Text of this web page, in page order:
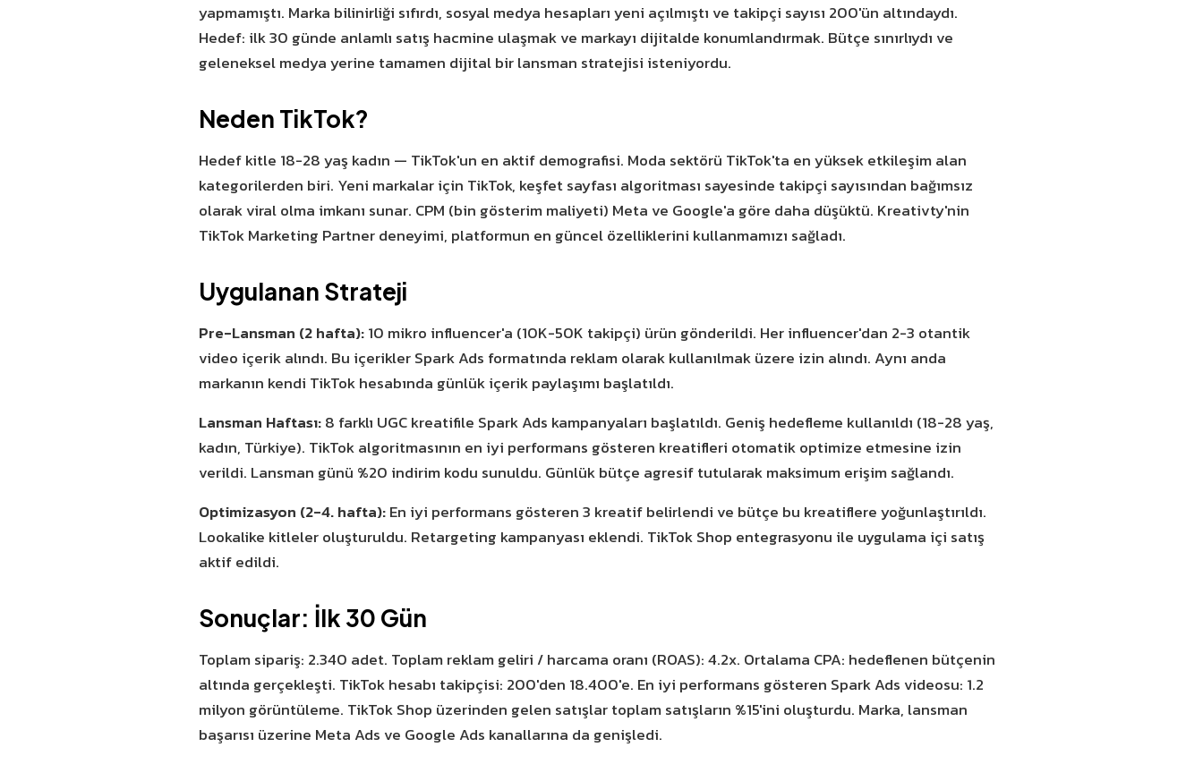
yapmamıştı. Marka bilinirliği sıfırdı, sosyal medya hesapları yeni açılmıştı ve takipçi sayısı 200'ün altındaydı.
Hedef: ilk 30 günde anlamlı satış hacmine ulaşmak ve markayı dijitalde konumlandırmak. Bütçe sınırlıydı ve
geleneksel medya yerine tamamen dijital bir lansman stratejisi isteniyordu.
Neden TikTok?
Hedef kitle 18-28 yaş kadın — TikTok'un en aktif demografisi. Moda sektörü TikTok'ta en yüksek etkileşim alan
kategorilerden biri. Yeni markalar için TikTok, keşfet sayfası algoritması sayesinde takipçi sayısından bağımsız
olarak viral olma imkanı sunar. CPM (bin gösterim maliyeti) Meta ve Google'a göre daha düşüktü. Kreativty'nin
TikTok Marketing Partner deneyimi, platformun en güncel özelliklerini kullanmamızı sağladı.
Uygulanan Strateji
Pre-Lansman (2 hafta):10 mikro influencer'a (10K-50K takipçi) ürün gönderildi. Her influencer'dan 2-3 otantik
video içerik alındı. Bu içerikler Spark Ads formatında reklam olarak kullanılmak üzere izin alındı. Aynı anda
markanın kendi TikTok hesabında günlük içerik paylaşımı başlatıldı.
Lansman Haftası:8 farklı UGC kreatifile Spark Ads kampanyaları başlatıldı. Geniş hedefleme kullanıldı (18-28 yaş,
kadın, Türkiye). TikTok algoritmasının en iyi performans gösteren kreatifleri otomatik optimize etmesine izin
verildi. Lansman günü %20 indirim kodu sunuldu. Günlük bütçe agresif tutularak maksimum erişim sağlandı.
Optimizasyon (2-4. hafta):En iyi performans gösteren 3 kreatif belirlendi ve bütçe bu kreatiflere yoğunlaştırıldı.
Lookalike kitleler oluşturuldu. Retargeting kampanyası eklendi. TikTok Shop entegrasyonu ile uygulama içi satış
aktif edildi.
Sonuçlar: İlk 30 Gün
Toplam sipariş: 2.340 adet. Toplam reklam geliri / harcama oranı (ROAS): 4.2x. Ortalama CPA: hedeflenen bütçenin
altında gerçekleşti. TikTok hesabı takipçisi: 200'den 18.400'e. En iyi performans gösteren Spark Ads videosu: 1.2
milyon görüntüleme. TikTok Shop üzerinden gelen satışlar toplam satışların %15'ini oluşturdu. Marka, lansman
başarısı üzerine Meta Ads ve Google Ads kanallarına da genişledi.